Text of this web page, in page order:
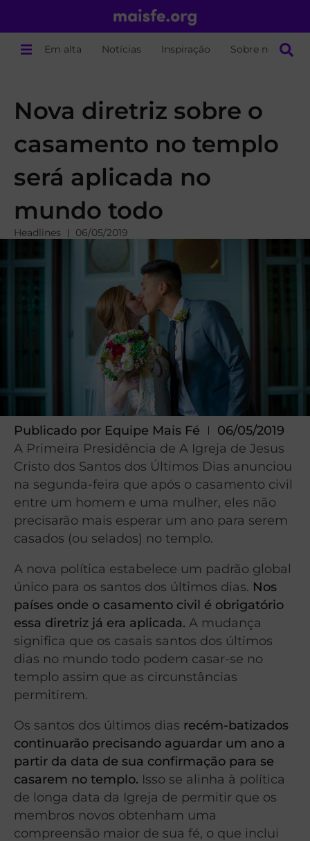
Em alta Notícias Inspiração Sobre nós
Nova diretriz sobre o
casamento no templo
será aplicada no
mundo todo
Headlines 06/05/2019
Publicado por Equipe Mais Fé
06/05/2019
A Primeira Presidência de A Igreja de Jesus
Cristo dos Santos dos Últimos Dias anunciou
na segunda-feira que após o casamento civil
entre um homem e uma mulher, eles não
precisarão mais esperar um ano para serem
casados (ou selados) no templo.
A nova política estabelece um padrão global
único para os santos dos últimos dias. Nos
países onde o casamento civil é obrigatório
essa diretriz já era aplicada. A mudança
significa que os casais santos dos últimos
dias no mundo todo podem casar-se no
templo assim que as circunstâncias
permitirem.
Os santos dos últimos dias recém-batizados
continuarão precisando aguardar um ano a
partir da data de sua confirmação para se
casarem no templo. Isso se alinha à política
de longa data da Igreja de permitir que os
membros novos obtenham uma
compreensão maior de sua fé, o que inclui